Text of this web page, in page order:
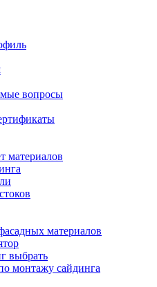
вопросы
материалов
материалов
выбрать
монтажу сайдинга